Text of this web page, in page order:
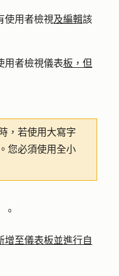
使用者檢視及編輯該
用者檢視儀表板，但
，若使用大寫字
您必須使用全小
。
增至儀表板並進行自